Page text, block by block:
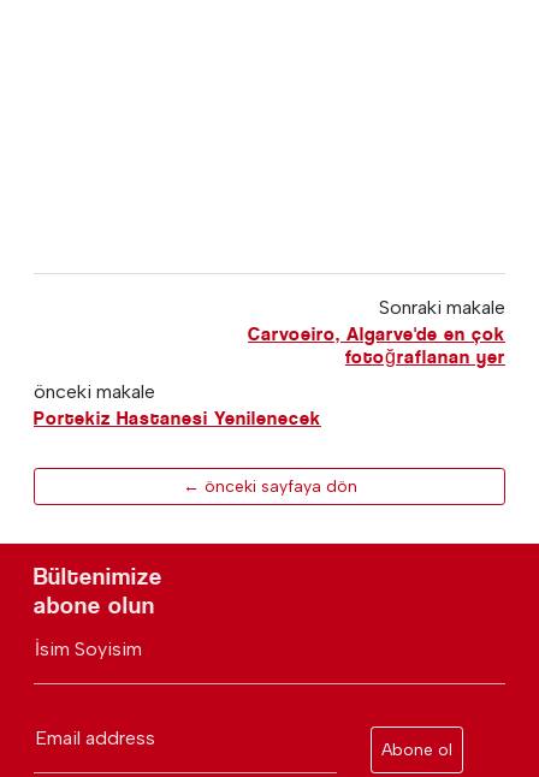
Sonraki makale
Carvoeiro, Algarve'de en çok
fotoğraflanan yer
önceki makale
Portekiz Hastanesi Yenilenecek
← önceki sayfaya dön
Bültenimize
abone olun
İsim Soyisim
Email address
Abone ol